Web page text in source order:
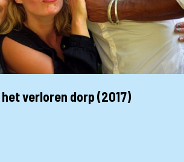
verloren dorp (2017)